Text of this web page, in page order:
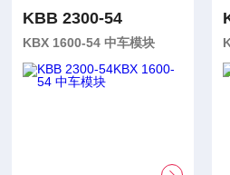
KBB 2300-54
KBX 1600-54 中车模块